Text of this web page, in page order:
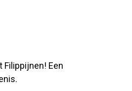
Filippijnen! Een
.